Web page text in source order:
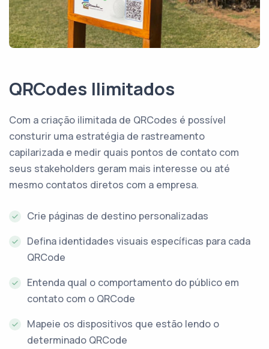
QRCodes Ilimitados
Com a criação ilimitada de QRCodes é possível
consturir uma estratégia de rastreamento
capilarizada e medir quais pontos de contato com
seus stakeholders geram mais interesse ou até
mesmo contatos diretos com a empresa.
Crie páginas de destino personalizadas
Defina identidades visuais específicas para cada
QRCode
Entenda qual o comportamento do público em
contato com o QRCode
Mapeie os dispositivos que estão lendo o
determinado QRCode